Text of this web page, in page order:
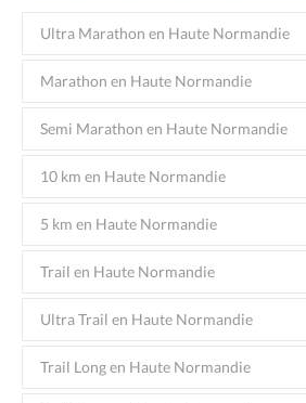
Ultra Marathon en Haute Normandie
Marathon en Haute Normandie
Semi Marathon en Haute Normandie
10 km en Haute Normandie
5 km en Haute Normandie
Trail en Haute Normandie
Ultra Trail en Haute Normandie
Trail Long en Haute Normandie